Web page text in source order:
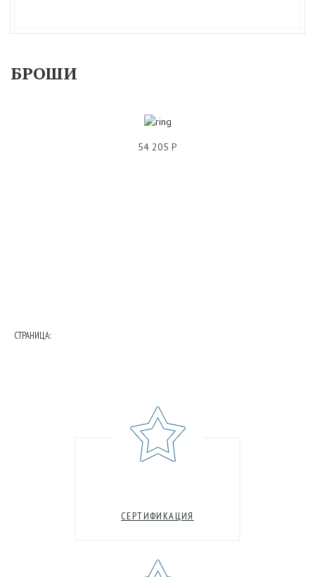
БРОШИ
54 205 Р
СТРАНИЦА:
СЕРТИФИКАЦИЯ